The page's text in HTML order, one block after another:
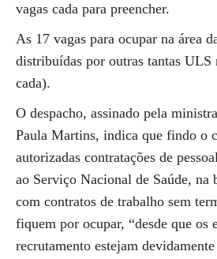
vagas cada para preencher.
As 17 vagas para ocupar na área
distribuídas por outras tantas ULS
cada).
O despacho, assinado pela
Paula Martins, indica que findo o
autorizadas contratações de
ao Serviço Nacional de Saúde, na
com contratos de trabalho sem
fiquem por ocupar, “desde que os
recrutamento estejam